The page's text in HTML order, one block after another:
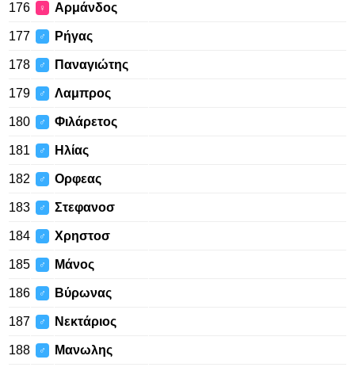
176 ♀ Αρμάνδος
177 ♂ Ρήγας
178 ♂ Παναγιώτης
179 ♂ Λαμπρος
180 ♂ Φιλάρετος
181 ♂ Ηλίας
182 ♂ Ορφεας
183 ♂ Στεφανοσ
184 ♂ Χρηστοσ
185 ♂ Μάνος
186 ♂ Βύρωνας
187 ♂ Νεκτάριος
188 ♂ Μανωλης